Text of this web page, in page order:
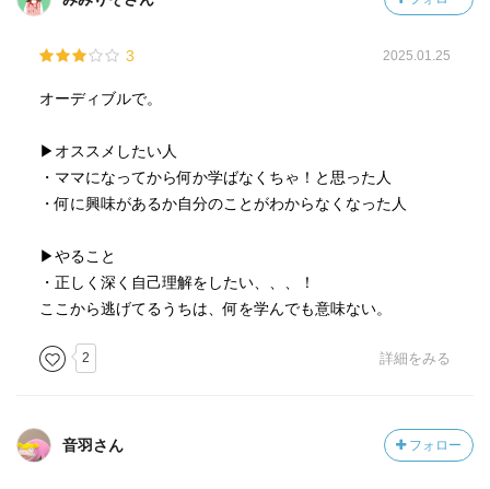
3 2025.01.25
オーディブルで。
▶︎オススメしたい人
・ママになってから何か学ばなくちゃ！と思った人
・何に興味があるか自分のことがわからなくなった人
▶︎やること
・正しく深く自己理解をしたい、、、！
ここから逃げてるうちは、何を学んでも意味ない。
2 詳細をみる
音羽さん フォロー